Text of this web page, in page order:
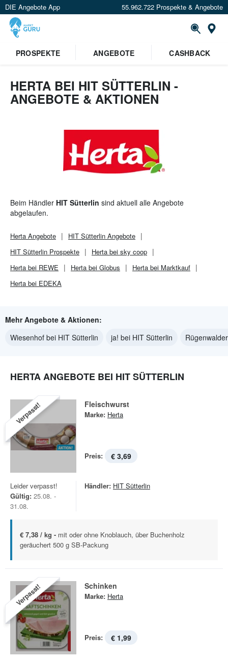
DIE Angebote App 55.962.722 Prospekte & Angebote
Standort festlegen
PROSPEKTE ANGEBOTE CASHBACK
HERTA BEI HIT SÜTTERLIN -
ANGEBOTE & AKTIONEN
Beim Händler HIT Sütterlin sind aktuell alle Angebote
abgelaufen.
Herta Angebote HIT Sütterlin Angebote
HIT Sütterlin Prospekte
Herta bei sky coop
Herta bei REWE
Herta bei Globus
Herta bei Marktkauf
Herta bei EDEKA
Mehr Angebote & Aktionen:
Wiesenhof bei HIT Sütterlin
ja! bei HIT Sütterlin
HERTA ANGEBOTE BEI HIT SÜTTERLIN
Verpasst! Fleischwurst
Marke: Herta
Preis: € 3,69
Leider verpasst!
Gültig: 25.08. -
31.08.
Händler: HIT Sütterlin
€ 7,38 / kg - mit oder ohne Knoblauch, über Buchenholz
geräuchert 500 g SB-Packung
Verpasst! Schinken
Marke: Herta
Preis: € 1,99